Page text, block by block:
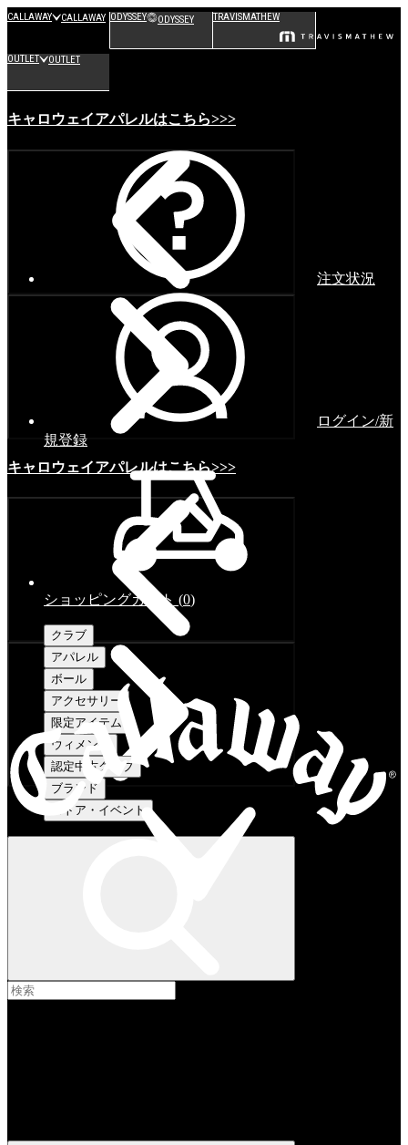
CALLAWAY CALLAWAY ODYSSEY ODYSSEY TRAVISMATHEW
OUTLET OUTLET
キャロウェイアパレルはこちら>>>
キャロウェイアパレルはこちら>>>
注文状況
ログイン/新
規登録
ショッピングカート (0)
クラブ
アパレル
ボール
アクセサリー
限定アイテム
ウィメンズ
認定中古クラブ
ブランド
ストア・イベント